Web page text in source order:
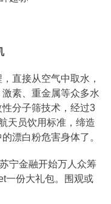
直接从空气中取水，
素、重金属等众多水
分子筛技术，经过3
天员饮用标准，缔造
漂白粉危害身体了。
宁金融开始万人众筹
一份大礼包。围观或